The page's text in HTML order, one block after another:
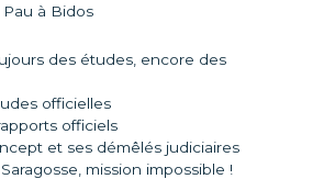
à Bidos
des études, encore des
officielles
officiels
et ses démêlés judiciaires
mission impossible !